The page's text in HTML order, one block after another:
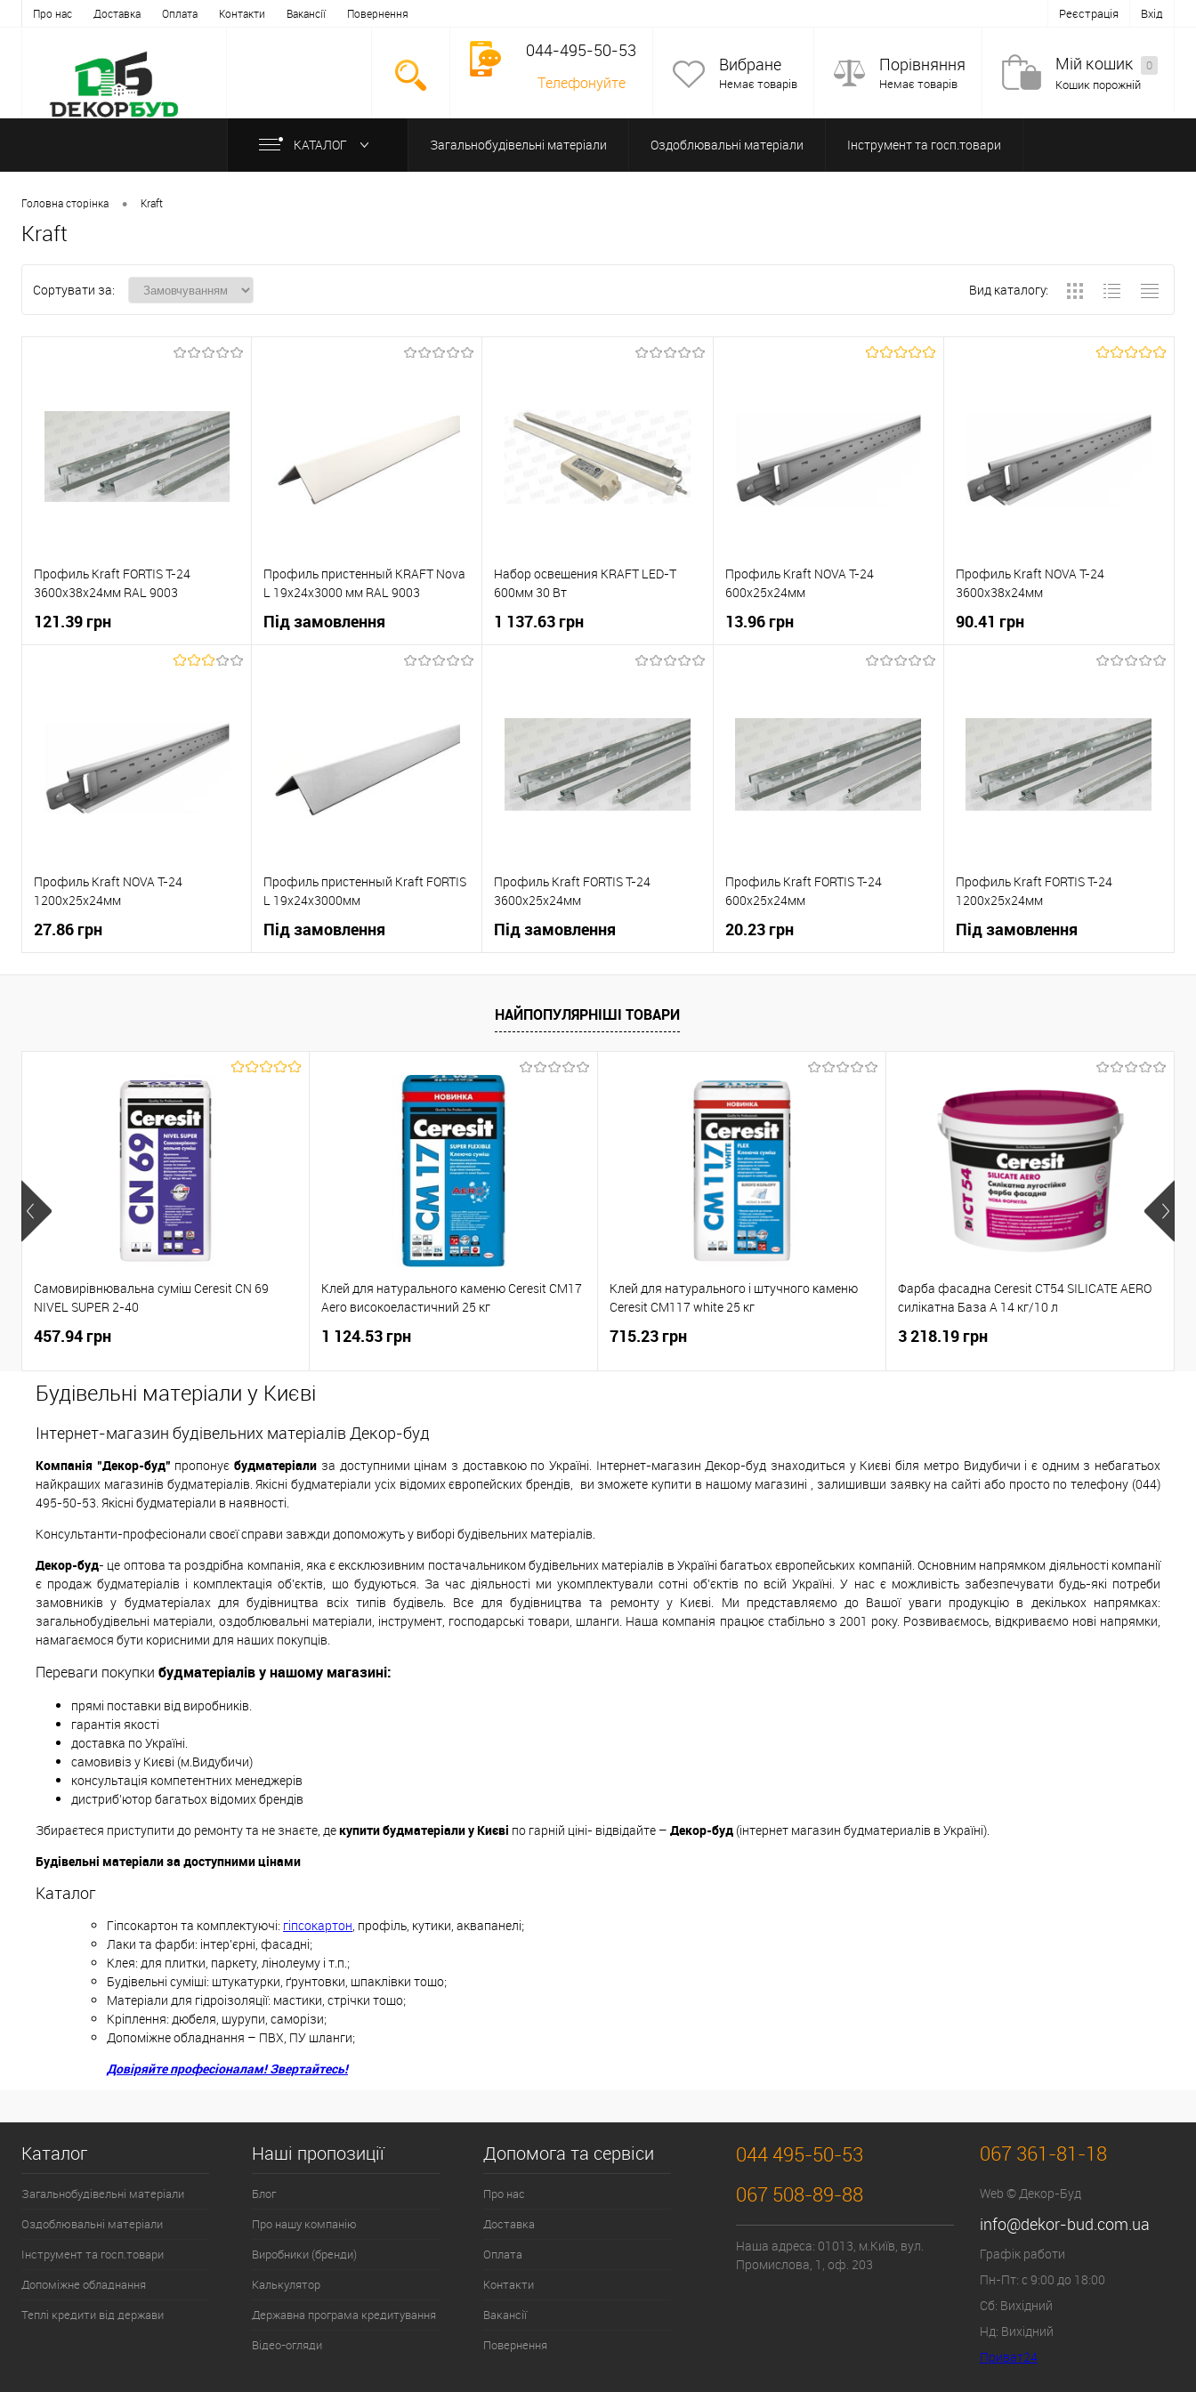
Про нас Доставка Оплата Контакти Вакансії Повернення Реєстрація Вхід
044-495-50-53
Телефонуйте
Вибране
Немає товарів
Порівняння
Немає товарів
Мій кошик
0
Кошик порожній
КАТАЛОГ Загальнобудівельні матеріали Оздоблювальні матеріали Інструмент та госп.товари
Головна сторінка • Kraft
Kraft
Сортувати за: Вид каталогу:
Профиль Kraft FORTIS T-24
3600x38x24мм RAL 9003
121.39 грн
В корзину
порівняння
В вибране
В наявності
Профиль пристенный KRAFT Nova
L 19х24х3000 мм RAL 9003
Під замовлення
порівняння
В вибране
Під
замовлення
Набор освещения KRAFT LED-T
600мм 30 Вт
1 137.63 грн
В корзину
Купити в 1 клік
До
порівняння
В вибране
В наявності
Профиль Kraft NOVA T-24
600x25x24мм
13.96 грн
В корзину
Купити в 1 клік
До
порівняння
В вибране
В наявності
Профиль Kraft NOVA T-24
3600x38x24мм
90.41 грн
В корзину
Купити в 1 клік
До
порівняння
В вибране
В наявності
Профиль Kraft NOVA T-24
1200x25x24мм
27.86 грн
В корзину
Профиль пристенный Kraft FORTIS
L 19x24x3000мм
Під замовлення
В корзину
В вибране
Під
замовлення
Профиль Kraft FORTIS T-24
3600x25x24мм
Під замовлення
В корзину
Купити в 1 клік
До
В вибране
Профиль Kraft FORTIS T-24
600x25x24мм
20.23 грн
В корзину
В наявності
Профиль Kraft FORTIS T-24
1200х25х24мм
Під замовлення
В корзину
Під
замовлення
НАЙПОПУЛЯРНІШІ ТОВАРИ
Самовирівнювальна суміш Ceresit CN 69
NIVEL SUPER 2-40
457.94 грн
Клей для натурального каменю Ceresit CM17
Aero високоеластичний 25 кг
1 124.53 грн
Клей для натурального і штучного каменю
Ceresit CM117 white 25 кг
715.23 грн
Фарба фасадна Ceresit CT54 SILICATE AERO
силікатна База А 14 кг/10 л
3 218.19 грн
Будівельні матеріали у Києві
Інтернет-магазин будівельних матеріалів Декор-буд
Компанія "Декор-буд" пропонуєбудматеріали за доступними цінам з доставкою по Україні. Інтернет-магазин Декор-буд знаходиться у Києві біля метро Видубичи і є одним з небагатьох
найкращих магазинів будматеріалів. Якісні будматеріали усіх відомих європейскихбрендів, ви зможете купити в нашому магазині , залишивши заявку на сайті або просто по телефону (044)
495-50-53. Якісні будматеріали в наявності.
Консультанти-професіонали своєї справи завжди допоможуть у виборі будівельних матеріалів.
Декор-буд- це оптова та роздрібна компанія, яка є ексклюзивним постачальником будівельних матеріалів в Україні багатьох європейських компаній. Основним напрямком діяльності компанії
є продаж будматеріалів і комплектація об'єктів, що будуються. За час діяльності ми укомплектували сотні об'єктів по всій Україні. У нас є можливість забезпечувати будь-які потреби
замовників у будматеріалах для будівництва всіх типів будівель. Все для будівництва та ремонту у Києві. Ми представляємо до Вашої уваги продукцію в декількох напрямках:
загальнобудівельні матеріали, оздоблювальні матеріали, інструмент, господарські товари, шланги. Наша компанія працює стабільно з 2001 року. Розвиваємось, відкриваємо нові напрямки,
намагаємося бути корисними для наших покупців.
Переваги покупки будматеріалів у нашому магазині:
прямі поставки від виробників.
гарантія якості
доставка по Україні.
самовивіз у Києві (м.Видубичи)
консультація компетентних менеджерів
дистриб'ютор багатьох відомих брендів
Збираєтеся приступити до ремонту та не знаєте, декупити будматеріали у Києві по гарній ціні- відвідайте – Декор-буд (інтернет магазин будматериалів в Україні).
Будівельні матеріали за доступними цінами
Каталог
Гіпсокартон та комплектуючі: гіпсокартон , профіль, кутики, аквапанелі;
Лаки та фарби: інтер'єрні, фасадні;
Клея: для плитки, паркету, лінолеуму і т.п.;
Будівельні суміші: штукатурки, ґрунтовки, шпаклівки тощо;
Матеріали для гідроізоляції: мастики, стрічки тощо;
Кріплення: дюбеля, шурупи, саморізи;
Допоміжне обладнання – ПВХ, ПУ шланги;
Довіряйте професіоналам! Звертайтесь!
Каталог
Загальнобудівельні матеріали
Оздоблювальні матеріали
Інструмент та госп.товари
Допоміжне обладнання
Теплі кредити від держави
Наші пропозиції
Блог
Про нашу компанію
Виробники (бренди)
Калькулятор
Державна програма кредитування
Відео-огляди
Допомога та сервіси
Про нас
Доставка
Оплата
Контакти
Вакансії
Повернення
044 495-50-53
067 508-89-88
Наша адреса: 01013, м.Київ, вул.
Промислова, 1, оф. 203
067 361-81-18
Web © Декор-Буд
info@dekor-bud.com.ua
Графік работи
Пн-Пт: с 9:00 до 18:00
Сб: Вихідний
Нд: Вихідний
Приват24